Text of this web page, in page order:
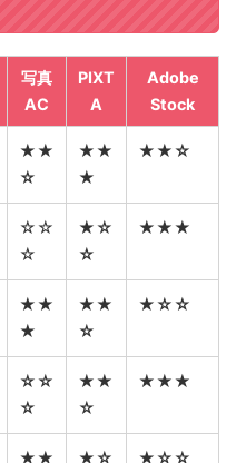
写真
AC
PIXT
A
Adobe
Stock
★★
☆
★★
★
★★☆
☆☆
☆
★☆
☆
★★★
★★
★
★★
☆
★☆☆
☆☆
☆
★★
☆
★★★
★★
★☆
★☆☆